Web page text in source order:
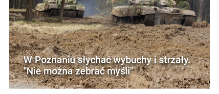
W Poznaniu słychać wybuchy i strzały.
"Nie można zebrać myśli"